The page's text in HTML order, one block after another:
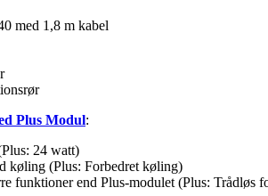
med 1,8 m kabel
Plus Modul:
24 watt)
køling (Plus: Forbedret køling)
funktioner end Plus-modulet (Plus: Trådløs